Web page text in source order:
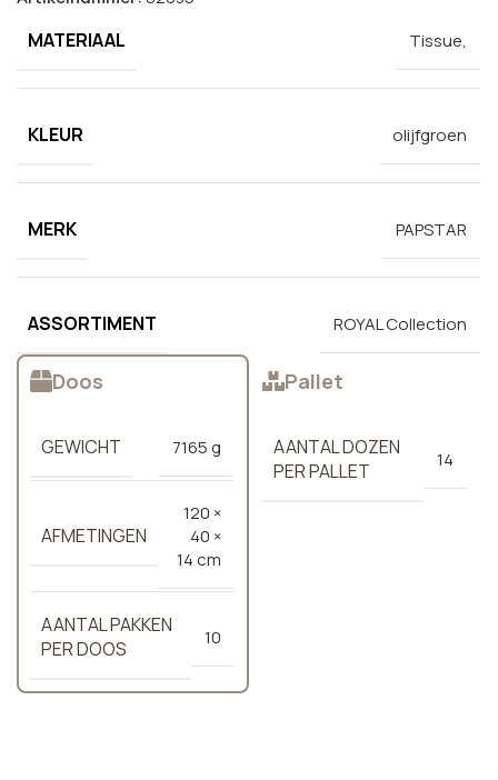
MATERIAAL Tissue,
KLEUR olijfgroen
MERK PAPSTAR
ASSORTIMENT ROYAL Collection
Doos
GEWICHT 7165 g
AFMETINGEN
120 ×
40 ×
14 cm
AANTAL PAKKEN
PER DOOS
10
Pallet
AANTAL DOZEN
PER PALLET
14